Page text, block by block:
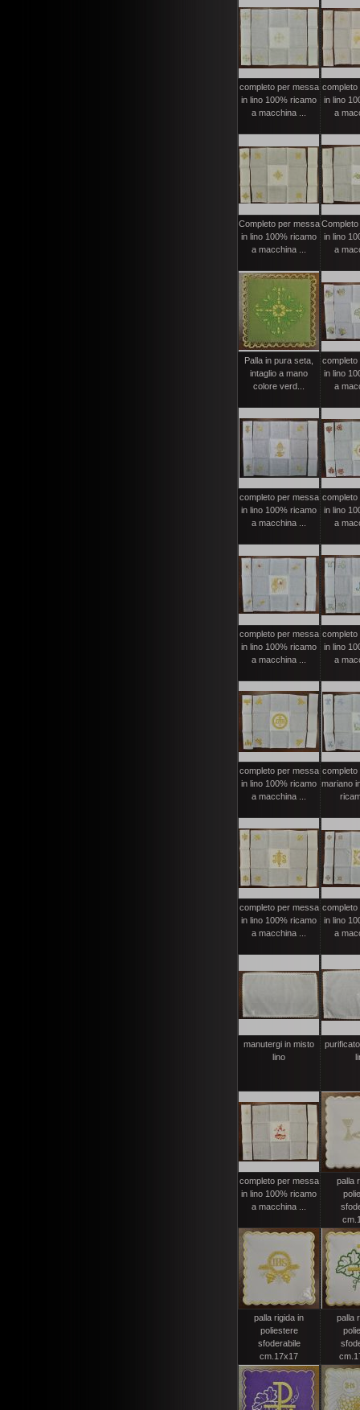
completo per messa
in lino 100% ricamo
a macchina ...
completo
in lino
a
Completo per messa
in lino 100% ricamo
a macchina ...
in lino
a
Palla in pura seta,
intaglio a mano
colore verd...
completo
in lino
a
completo per messa
in lino 100% ricamo
a macchina ...
completo
in lino
a
completo per messa
in lino 100% ricamo
a macchina ...
completo
in lino
a
completo per messa
in lino 100% ricamo
a macchina ...
completo
mariano
completo per messa
in lino 100% ricamo
a macchina ...
completo
in lino
a
manutergi in misto
lino
completo per messa
in lino 100% ricamo
a macchina ...
palla
palla rigida in
poliestere
sfoderabile
cm.17x17
palla